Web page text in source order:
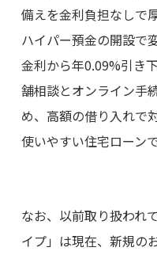
備えを金利負担なしで
ハイパー預金の開設で
金利から年0.09%引き
舗相談とオンライン手
め、高額の借り入れで
使いやすい住宅ローンで
なお、以前取り扱われ
イプ」は現在、新規の